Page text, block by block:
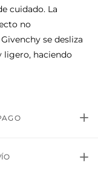
cuidado. La
no
se desliza
ligero, haciendo